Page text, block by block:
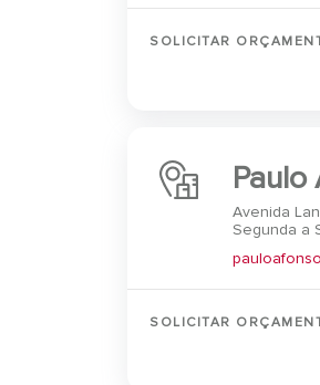
SOLICITAR
Paulo
Avenida
Segunda a
SOLICITAR